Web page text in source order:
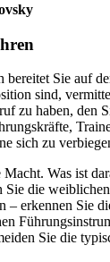
bereitet Sie auf
sind,
zu haben, den
sich zu
Was ist
Sie die
– erkennen Sie
Sie die